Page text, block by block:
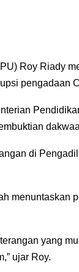
Roy Riady
pengadaan
di
menuntaskan
yang
ujar Roy.